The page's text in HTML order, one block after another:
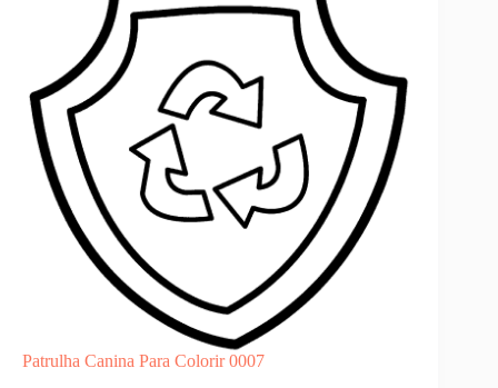
Patrulha Canina Para Colorir 0007